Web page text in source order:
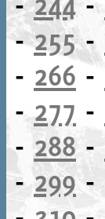
-255-
- 266 -
-277 -
- 288 -
-299-